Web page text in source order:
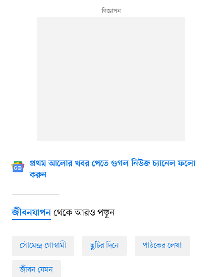
প্রথম আলোর খবর পেতে গুগল নিউজ চ্যানেল ফলো
করুন
জীবনযাপনথেকে আরও পড়ুন
সৌমেন্দ্র গোস্বামী ছুটির দিনে পাঠকের লেখা
জীবন যেমন